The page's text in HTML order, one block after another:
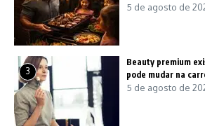
5 de agosto de
3
Beauty premium
pode mudar na
5 de agosto de